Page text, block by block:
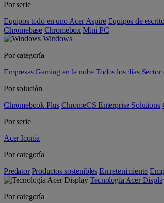
Por serie
Equipos todo en uno Acer Aspire Equipos de
Chromebase Chromebox Mini PC
Windows
Por categoría
Empresas Gaming en la nube Todos los días Sector
Por solución
Chromebook Plus ChromeOS Enterprise Solutions
Por serie
Acer Iconia
Por categoría
Predator Productos sostenibles Entretenimiento
Tecnología Acer
Por categoría